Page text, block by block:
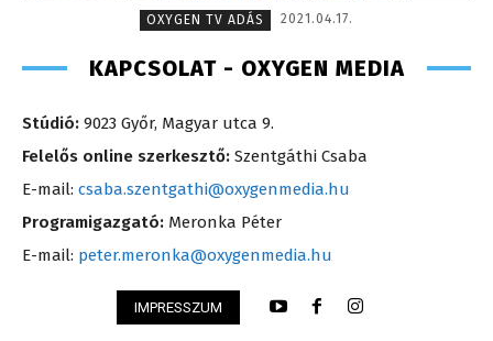
OXYGEN TV ADÁS
2021.04.17.
KAPCSOLAT - OXYGEN MEDIA
Stúdió: 9023 Győr, Magyar utca 9.
Felelős online szerkesztő: Szentgáthi Csaba
E-mail: csaba.szentgathi@oxygenmedia.hu
Programigazgató: Meronka Péter
E-mail: peter.meronka@oxygenmedia.hu
IMPRESSZUM